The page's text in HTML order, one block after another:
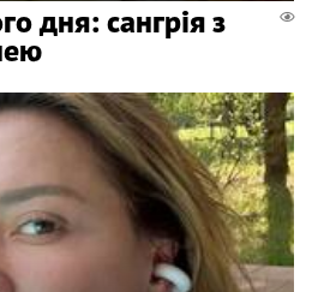
дня: сангрія з